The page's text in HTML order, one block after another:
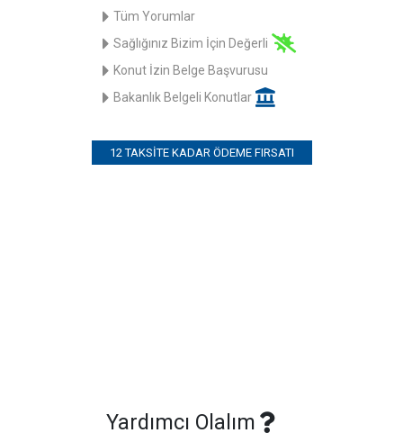
Tüm Yorumlar
Sağlığınız Bizim İçin Değerli
Konut İzin Belge Başvurusu
Bakanlık Belgeli Konutlar
12 TAKSITE KADAR ÖDEME FIRSATI
Yardımcı Olalım